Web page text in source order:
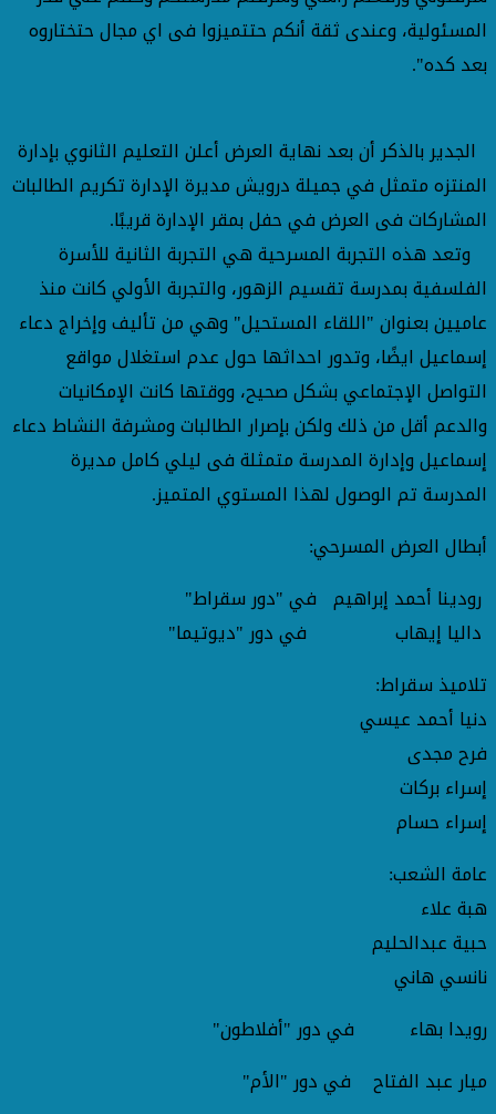
المسئولية، وعندى ثقة أنكم حتتميزوا فى اي مجال حتختاروه
بعد كده".
الجدير بالذكر أن بعد نهاية العرض أعلن التعليم الثانوي بإدارة
المنتزه متمثل في جميلة درويش مديرة الإدارة تكريم الطالبات
المشاركات فى العرض في حفل بمقر الإدارة قريبًا.
وتعد هذه التجربة المسرحية هي التجربة الثانية للأسرة
الفلسفية بمدرسة تقسيم الزهور، والتجربة الأولي كانت منذ
عاميين بعنوان "اللقاء المستحيل" وهي من تأليف وإخراج دعاء
إسماعيل ايضًا، وتدور احداثها حول عدم استغلال مواقع
التواصل الإجتماعي بشكل صحيح، ووقتها كانت الإمكانيات
والدعم أقل من ذلك ولكن بإصرار الطالبات ومشرفة النشاط دعاء
إسماعيل وإدارة المدرسة متمثلة فى ليلي كامل مديرة
المدرسة تم الوصول لهذا المستوي المتميز.
أبطال العرض المسرحي:
رودينا أحمد إبراهيم في "دور سقراط"
داليا إيهاب في دور "ديوتيما"
تلاميذ سقراط:
دنيا أحمد عيسي
فرح مجدى
إسراء بركات
إسراء حسام
عامة الشعب:
هبة علاء
حبية عبدالحليم
نانسي هاني
رويدا بهاء في دور "أفلاطون"
ميار عبد الفتاح في دور "الأم"